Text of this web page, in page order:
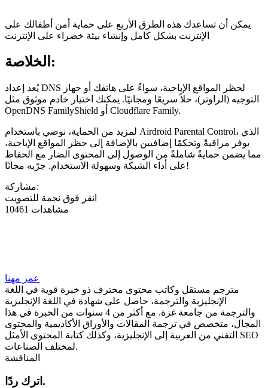
يمكن أن تساعدك هذه الطرق الأربع على حماية أمن أطفالك على
الإنترنت بشكل كامل وإنشاء بيئة خضراء على الإنترنت
الخلاصة:
يُعد إعداد DNS لحظر المواقع الإباحية، سواءً على هاتفك أو جهاز
التوجيه (الراوتر)، حلاً سريعًا ومجانيًا. يمكنك اختيار خادم موثوق مثل
OpenDNS FamilyShield أو Cloudflare Family.
لمزيد من الحماية، نوصي باستخدام Airdroid Parental Control، الذي
يوفر مراقبةً وتحكمًا إضافيين بالإضافة إلى حظر المواقع الإباحية،
مما يضمن حمايةً شاملةً من الوصول إلى المحتوى الضار مع الحفاظ
على أداء الشبكة وسهولة الاستخدام. جرّبه مجانًا!
مشاركة:
انقر فوق نجمة للتصويت
10461 مشاهدات
عمر مهنا
مترجم مستقل وكاتب محتوى محترف ذو خبرة قوية في اللغة
الإنجليزية والترجمة، حاصل على شهادة في اللغة الإنجليزية
والترجمة من جامعة غزة. مع أكثر من 4 سنوات من الخبرة في هذا
المجال، متخصص في ترجمة المقالات والأوراق الأكاديمية والمحتوى
التقني من العربية إلى الإنجليزية، وكذلك كتابة المحتوى الأمثل SEO
لمختلف الصناعات.
المناقشة
اترك ردًا.